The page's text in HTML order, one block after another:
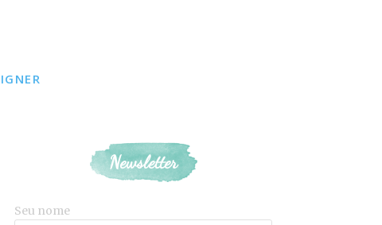
Newsletter
Seu nome